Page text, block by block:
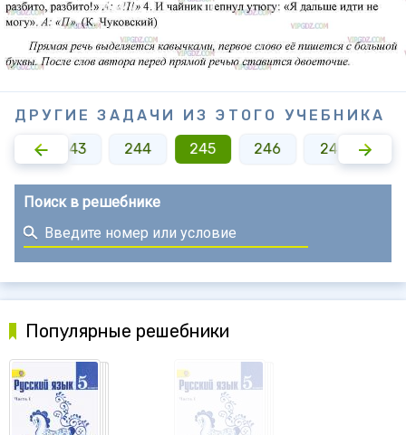
ДРУГИЕ ЗАДАЧИ ИЗ ЭТОГО УЧЕБНИКА
243 244 245 246 247
Поиск в решебнике
Популярные решебники